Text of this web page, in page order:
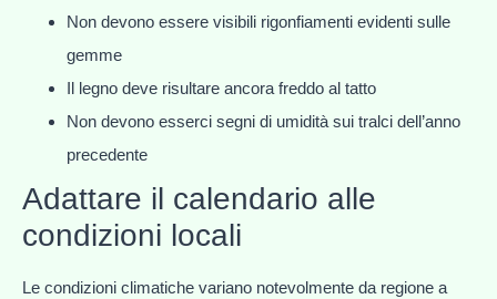
Non devono essere visibili rigonfiamenti evidenti sulle
gemme
Il legno deve risultare ancora freddo al tatto
Non devono esserci segni di umidità sui tralci dell’anno
precedente
Adattare il calendario alle
condizioni locali
Le condizioni climatiche variano notevolmente da regione a